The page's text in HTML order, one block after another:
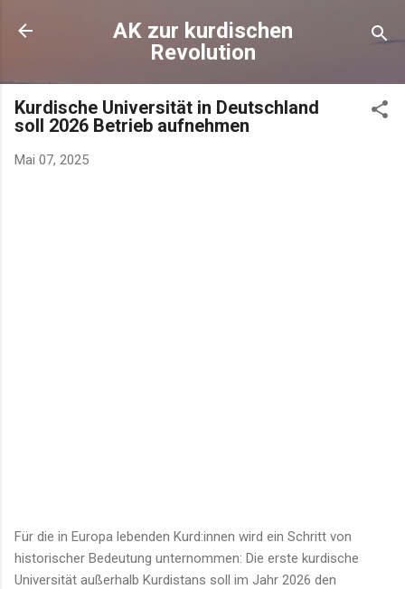
AK zur kurdischen
Revolution
Kurdische Universität in Deutschland
soll 2026 Betrieb aufnehmen
Mai 07, 2025
Für die in Europa lebenden Kurd:innen wird ein Schritt von
historischer Bedeutung unternommen: Die erste kurdische
Universität außerhalb Kurdistans soll im Jahr 2026 den